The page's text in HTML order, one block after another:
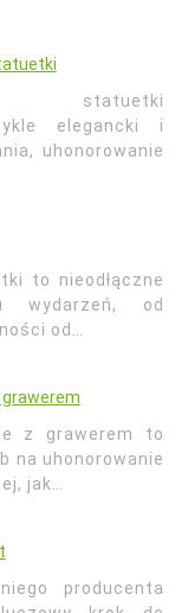
statuetki
elegancki i
uhonorowanie
to nieodłączne
wydarzeń, od
od…
z grawerem to
na uhonorowanie
jak…
producenta